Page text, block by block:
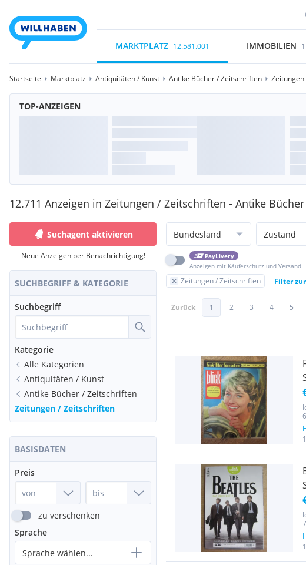
MARKTPLATZ 12.581.001 IMMOBILIEN
Startseite Marktplatz Antiquitäten / Kunst Antike Bücher / Zeitschriften
TOP-ANZEIGEN
12.711 Anzeigen in Zeitungen / Zeitschriften - Antike
Suchagent aktivieren
Neue Anzeigen per Benachrichtigung!
SUCHBEGRIFF & KATEGORIE
Suchbegriff
Kategorie
Alle Kategorien
Antiquitäten / Kunst
Antike Bücher / Zeitschriften
Zeitungen / Zeitschriften
BASISDATEN
Preis
zu verschenken
Sprache
Sprache wählen...
Bundesland Zustand
PayLivery
Anzeigen mit Käuferschutz und Versand
Zeitungen / Zeitschriften Filter
Zurück 1 2 3 4 5